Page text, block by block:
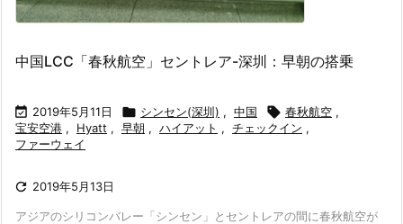
中国LCC「春秋航空」セントレア-深圳：早朝の搭乗
 2019年5月11日  シンセン(深圳) , 中国  春秋航空 ,
宝安空港 , Hyatt , 早朝 , ハイアット , チェックイン ,
ファーウェイ
 2019年5月13日
アジアのシリコンバレー「シンセン」とセントレアの間に春秋航空が